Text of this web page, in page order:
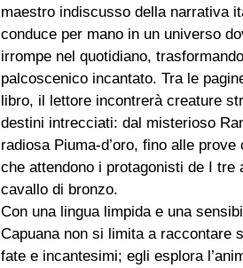
maestro indiscusso della narrativa
conduce per mano in un universo
irrompe nel quotidiano,
palcoscenico incantato. Tra le
libro, il lettore incontrerà creature
destini intrecciati: dal misterioso
radiosa Piuma-d’oro, fino alle prove
che attendono i protagonisti de I tre
cavallo di bronzo.
Con una lingua limpida e una
Capuana non si limita a raccontare
fate e incantesimi; egli esplora